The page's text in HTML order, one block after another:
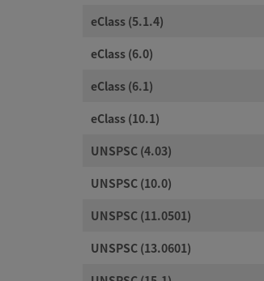
eClass (5.1.4)
eClass (6.0)
eClass (6.1)
eClass (10.1)
UNSPSC (4.03)
UNSPSC (10.0)
UNSPSC (11.0501)
UNSPSC (13.0601)